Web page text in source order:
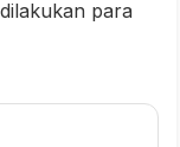
para